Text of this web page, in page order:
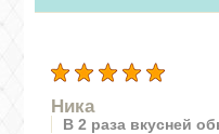
Ника
В 2 раза вкусней